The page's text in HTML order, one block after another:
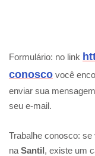
Formulário: no link
conosco você
enviar sua
seu e-mail.
Trabalhe conosco:
na Santil, existe um